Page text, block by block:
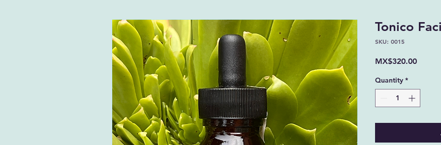
Tonico
SKU: 0015
MX$320.00Price
Quantity *